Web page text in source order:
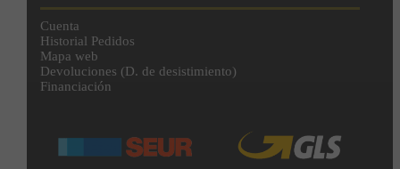
Cuenta
Historial Pedidos
Mapa web
Devoluciones (D. de desistimiento)
Financiación